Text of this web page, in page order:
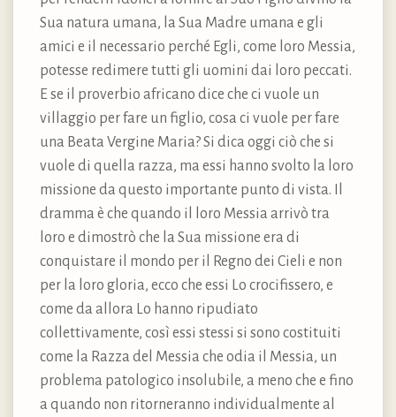
Sua natura umana, la Sua Madre umana e gli
amici e il necessario perché Egli, come loro Messia,
potesse redimere tutti gli uomini dai loro peccati.
E se il proverbio africano dice che ci vuole un
villaggio per fare un figlio, cosa ci vuole per fare
una Beata Vergine Maria? Si dica oggi ciò che si
vuole di quella razza, ma essi hanno svolto la loro
missione da questo importante punto di vista. Il
dramma è che quando il loro Messia arrivò tra
loro e dimostrò che la Sua missione era di
conquistare il mondo per il Regno dei Cieli e non
per la loro gloria, ecco che essi Lo crocifissero, e
come da allora Lo hanno ripudiato
collettivamente, così essi stessi si sono costituiti
come la Razza del Messia che odia il Messia, un
problema patologico insolubile, a meno che e fino
a quando non ritorneranno individualmente al